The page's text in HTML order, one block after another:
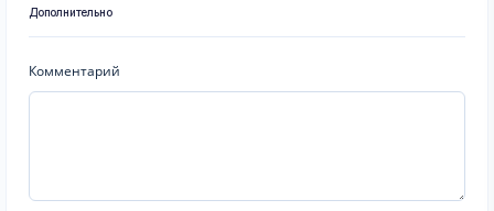
Дополнительно
Комментарий